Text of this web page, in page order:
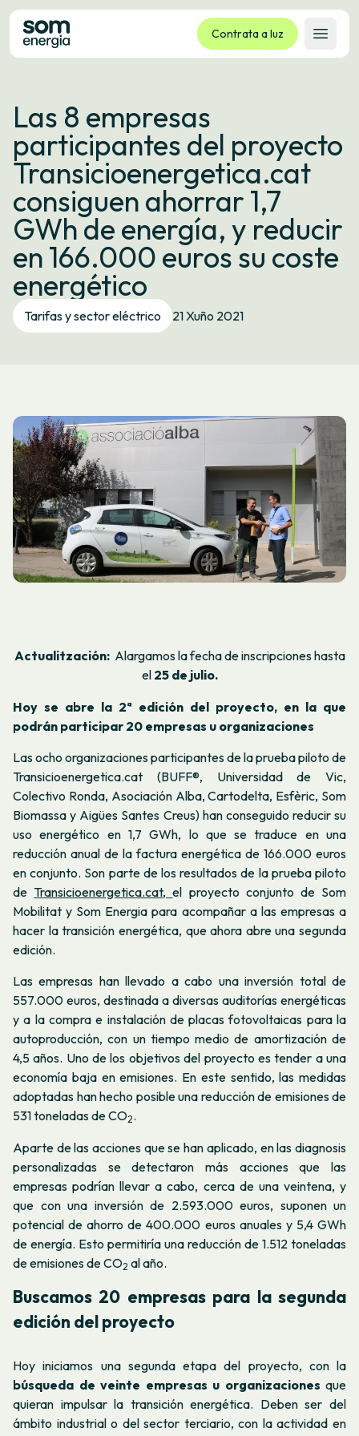
Contrata a luz
Abrir
Tarifas
Servizos
Empresas
La cooperativa
Contacto
Trámites
Oficina virtual
Idioma: ES CA GL EU
Las 8 empresas
participantes del proyecto
Transicioenergetica.cat
consiguen ahorrar 1,7
GWh de energía, y reducir
en 166.000 euros su coste
energético
Tarifas y sector eléctrico 21 Xuño 2021
Actualitzación: Alargamos la fecha de inscripciones hasta
el 25 de julio.
Hoy se abre la 2ª edición del proyecto, en la que
podrán participar 20 empresas u organizaciones
Las ocho organizaciones participantes de la prueba piloto de
Transicioenergetica.cat (BUFF®, Universidad de Vic,
Colectivo Ronda, Asociación Alba, Cartodelta, Esfèric, Som
Biomassa y Aigües Santes Creus) han conseguido reducir su
uso energético en 1,7 GWh, lo que se traduce en una
reducción anual de la factura energética de 166.000 euros
en conjunto. Son parte de los resultados de la prueba piloto
de Transicioenergetica.cat,el proyecto conjunto de Som
Mobilitat y Som Energia para acompañar a las empresas a
hacer la transición energética, que ahora abre una segunda
edición.
Las empresas han llevado a cabo una inversión total de
557.000 euros, destinada a diversas auditorías energéticas
y a la compra e instalación de placas fotovoltaicas para la
autoproducción, con un tiempo medio de amortización de
4,5 años. Uno de los objetivos del proyecto es tender a una
economía baja en emisiones. En este sentido, las medidas
adoptadas han hecho posible una reducción de emisiones de
531 toneladas de CO2.
Aparte de las acciones que se han aplicado, en las diagnosis
personalizadas se detectaron más acciones que las
empresas podrían llevar a cabo, cerca de una veintena, y
que con una inversión de 2.593.000 euros, suponen un
potencial de ahorro de 400.000 euros anuales y 5,4 GWh
de energía. Esto permitiría una reducción de 1.512 toneladas
de emisiones de CO2 al año.
Buscamos 20 empresas para la segunda
edición del proyecto
Hoy iniciamos una segunda etapa del proyecto, con la
búsqueda de veinte empresas u organizaciones que
quieran impulsar la transición energética. Deben ser del
ámbito industrial o del sector terciario, con la actividad en